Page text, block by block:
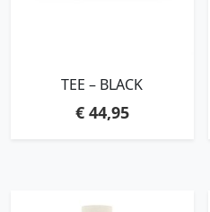
TEE – BLACK
€44,95